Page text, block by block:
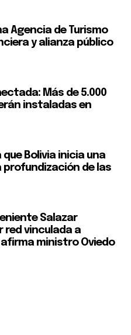
Agencia de Turismo
y alianza público
Más de 5.000
instaladas en
Bolivia inicia una
profundización de las
Salazar
vinculada a
ministro Oviedo